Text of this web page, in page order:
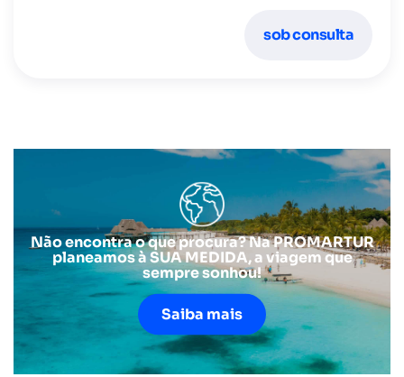
sob consulta
Não encontra o que procura? Na PROMARTUR
planeamos à SUA MEDIDA, a viagem que
sempre sonhou!
Saiba mais